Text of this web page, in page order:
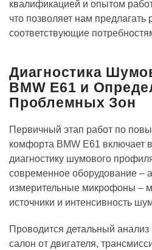
квалификацией и опытом
что позволяет нам
соответствующие
Диагностика
BMW E61 и
Проблемных Зон
Первичный этап работ по
комфорта BMW E61 включает
диагностику шумового
современное оборудование –
измерительные микрофоны –
источники и интенсивность
Проводится детальный
салон от двигателя,